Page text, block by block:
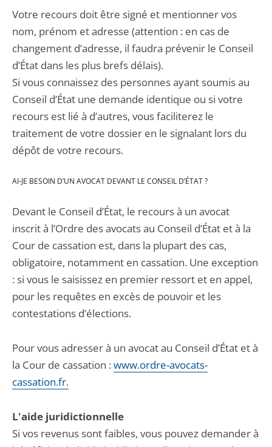
Votre recours doit être signé et mentionner vos
nom, prénom et adresse (attention : en cas de
changement d’adresse, il faudra prévenir le Conseil
d’État dans les plus brefs délais).
Si vous connaissez des personnes ayant soumis au
Conseil d’État une demande identique ou si votre
recours est lié à d’autres, vous faciliterez le
traitement de votre dossier en le signalant lors du
dépôt de votre recours.
AI-JE BESOIN D’UN AVOCAT DEVANT LE CONSEIL D’ÉTAT ?
Devant le Conseil d’État, le recours à un avocat
inscrit à l’Ordre des avocats au Conseil d’État et à la
Cour de cassation est, dans la plupart des cas,
obligatoire, notamment en cassation. Une exception
: si vous le saisissez en premier ressort et en appel,
pour les requêtes en excès de pouvoir et les
contestations d’élections.
Pour vous adresser à un avocat au Conseil d’État et à
la Cour de cassation : www.ordre-avocats-
cassation.fr.
L'aide juridictionnelle
Si vos revenus sont faibles, vous pouvez demander à